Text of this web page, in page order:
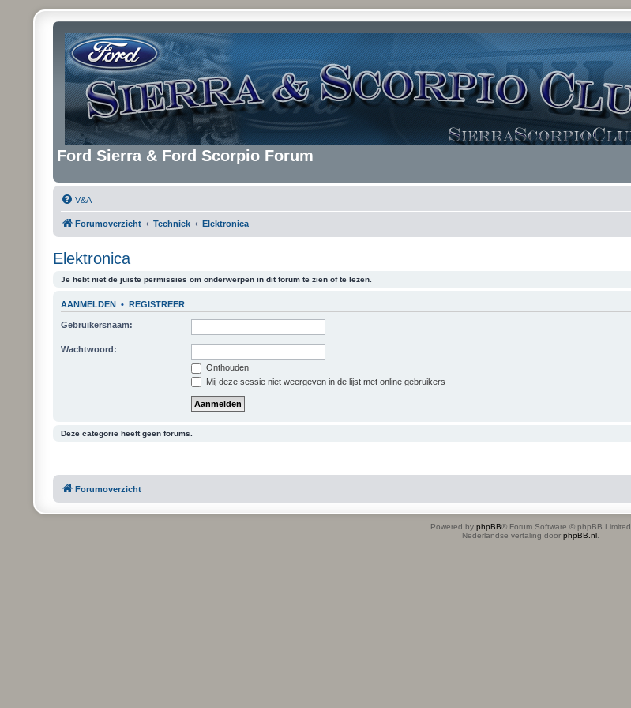
Ford Sierra & Ford Scorpio Forum
V&A
Forumoverzicht Techniek Elektronica
Elektronica
Je hebt niet de juiste permissies om onderwerpen in dit forum te zien of te lezen.
AANMELDEN •REGISTREER
Gebruikersnaam:
Wachtwoord:
Onthouden
Mij deze sessie niet weergeven in de lijst met online gebruikers
Deze categorie heeft geen forums.
Forumoverzicht
Powered by phpBB® Forum Software © phpBB Limited
Nederlandse vertaling door phpBB.nl.